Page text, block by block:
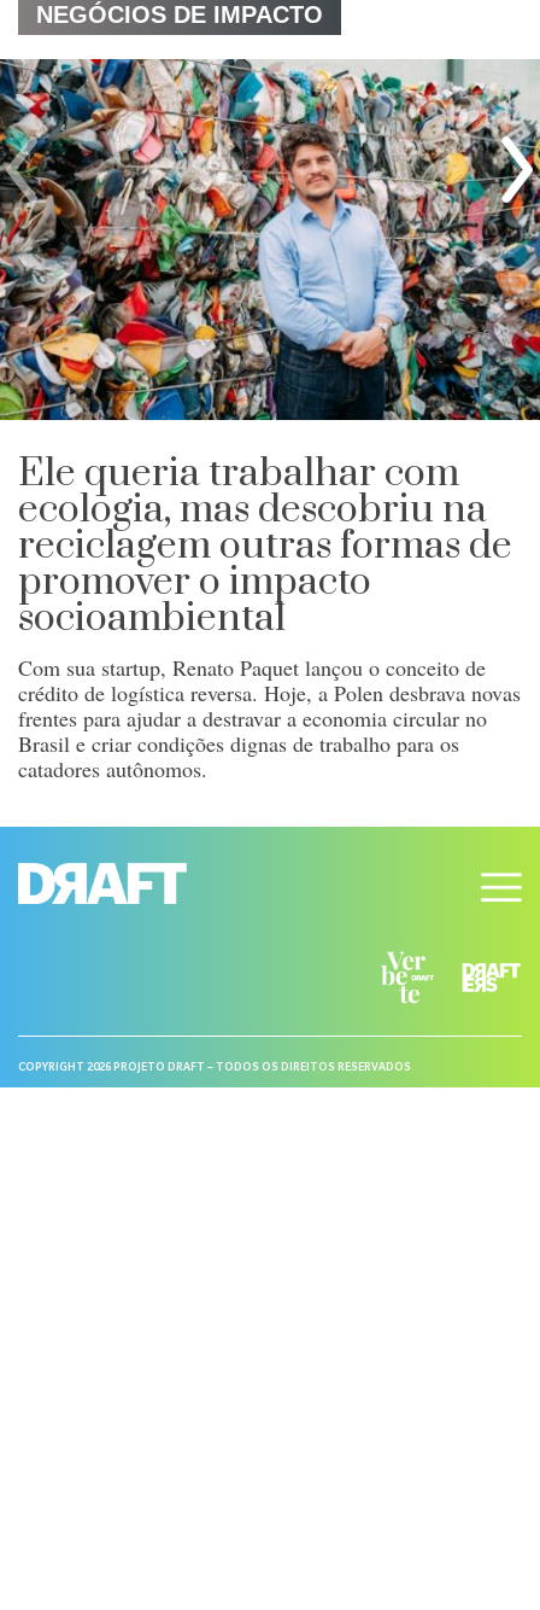
NEGÓCIOS DE IMPACTO
Ele queria trabalhar com
ecologia, mas descobriu na
reciclagem outras formas de
promover o impacto
socioambiental
Com sua startup, Renato Paquet lançou o conceito de
crédito de logística reversa. Hoje, a Polen desbrava novas
frentes para ajudar a destravar a economia circular no
Brasil e criar condições dignas de trabalho para os
catadores autônomos.
COPYRIGHT 2026 PROJETO DRAFT – TODOS OS DIREITOS RESERVADOS